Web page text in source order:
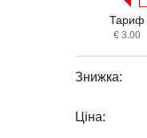
Тариф
€ 3.00
Знижка:
Ціна: